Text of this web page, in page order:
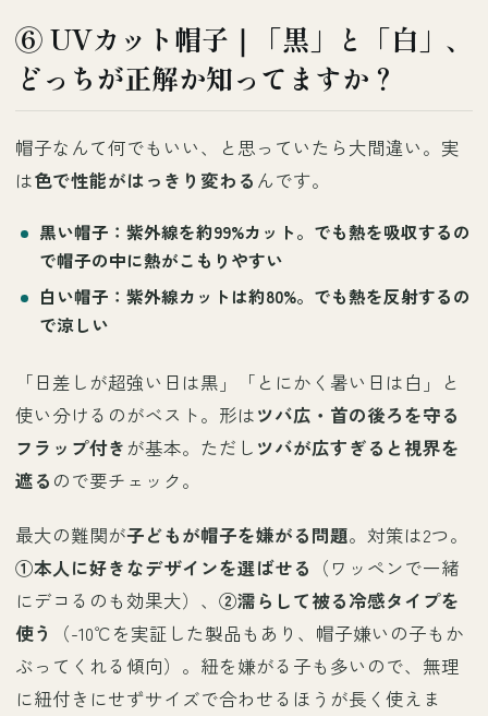
⑥ UVカット帽子｜「黒」と「白」、
どっちが正解か知ってますか？
帽子なんて何でもいい、と思っていたら大間違い。実
は色で性能がはっきり変わる んです。
黒い帽子 ：紫外線を約99%カット。でも熱を吸収するの
で帽子の中に熱がこもりやすい
白い帽子 ：紫外線カットは約80%。でも熱を反射するの
で涼しい
「日差しが超強い日は黒」「とにかく暑い日は白」と
使い分けるのがベスト。形はツバ広・首の後ろを守る
フラップ付きが基本。ただし ツバが広すぎると視界を
遮る ので要チェック。
最大の難関が子どもが帽子を嫌がる問題。対策は2つ。
①本人に好きなデザインを選ばせる （ワッペンで一緒
にデコるのも効果大）、 ②濡らして被る冷感タイプを
使う
（-10℃を実証した製品もあり、帽子嫌いの子もか
ぶってくれる傾向）。紐を嫌がる子も多いので、無理
に紐付きにせずサイズで合わせるほうが長く使えま